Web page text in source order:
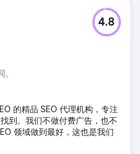
4.8
的精品 SEO 代理机构，专注
到。我们不做付费广告，也不
领域做到最好，这也是我们